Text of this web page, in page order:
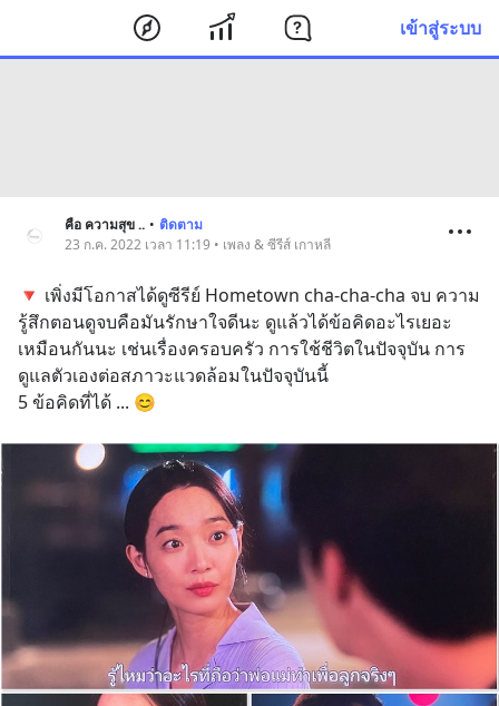
เข้าสู่ระบบ
คือ ความสุข .. • ติดตาม
23 ก.ค. 2022 เวลา 11:19 • เพลง & ซีรีส์ เกาหลี
🔻 เพิ่งมีโอกาสได้ดูซีรีย์ Hometown cha-cha-cha จบ ความ
รู้สึกตอนดูจบคือมันรักษาใจดีนะ ดูแล้วได้ข้อคิดอะไรเยอะ
เหมือนกันนะ เช่นเรื่องครอบครัว การใช้ชีวิตในปัจจุบัน การ
ดูแลตัวเองต่อสภาวะแวดล้อมในปัจจุบันนี้
5 ข้อคิดที่ได้ ... 😊